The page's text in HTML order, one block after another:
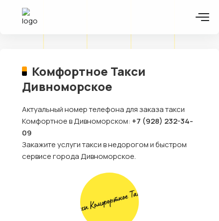
Комфортное Такси
Дивноморское
Актуальный номер телефона для заказа такси
Комфортное в Дивноморском: +7 (928) 232-34-
09
Закажите услуги такси в недорогом и быстром
сервисе города Дивноморское.